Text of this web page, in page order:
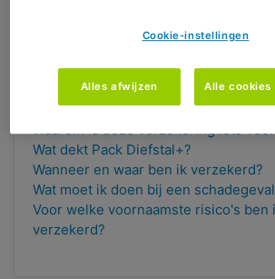
Wat dekt Pack Diefstal+?
Wanneer en waar ben ik verzekerd?
Wat moet ik doen bij een
Voor welke voornaamste risico's ben
verzekerd?
Cookie-instellingen
Alles afwijzen Alle